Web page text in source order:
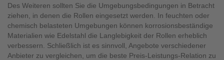
Des Weiteren sollten Sie die Umgebungsbedingungen in Betracht
ziehen, in denen die Rollen eingesetzt werden. In feuchten oder
chemisch belasteten Umgebungen können korrosionsbeständige
Materialien wie Edelstahl die Langlebigkeit der Rollen erheblich
verbessern. Schließlich ist es sinnvoll, Angebote verschiedener
Anbieter zu vergleichen, um die beste Preis-Leistungs-Relation zu